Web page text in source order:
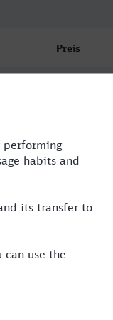
Preis